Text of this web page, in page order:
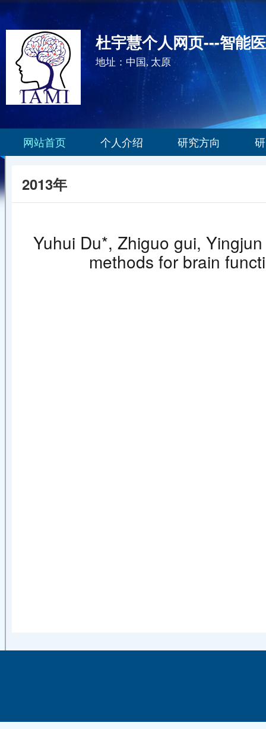
杜宇慧个人网页---智能
地址：中国, 太原
网站首页 个人介绍 研究方向
2013年
Yuhui Du*, Zhiguo gui,
methods for brain